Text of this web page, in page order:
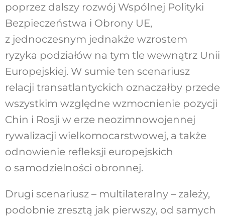
poprzez dalszy rozwój Wspólnej Polityki
Bezpieczeństwa i Obrony UE,
z jednoczesnym jednakże wzrostem
ryzyka podziałów na tym tle wewnątrz Unii
Europejskiej. W sumie ten scenariusz
relacji transatlantyckich oznaczałby przede
wszystkim względne wzmocnienie pozycji
Chin i Rosji w erze neozimnowojennej
rywalizacji wielkomocarstwowej, a także
odnowienie refleksji europejskich
o samodzielności obronnej.
Drugi scenariusz – multilateralny – zależy,
podobnie zresztą jak pierwszy, od samych